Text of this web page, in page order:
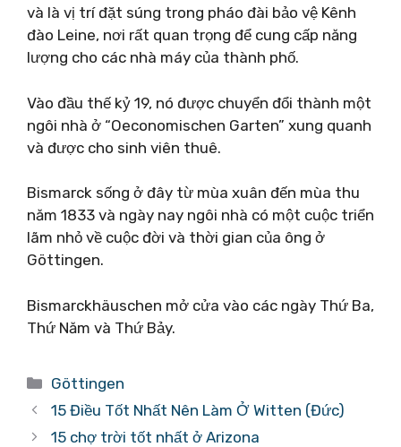
và là vị trí đặt súng trong pháo đài bảo vệ Kênh
đào Leine, nơi rất quan trọng để cung cấp năng
lượng cho các nhà máy của thành phố.
Vào đầu thế kỷ 19, nó được chuyển đổi thành một
ngôi nhà ở “Oeconomischen Garten” xung quanh
và được cho sinh viên thuê.
Bismarck sống ở đây từ mùa xuân đến mùa thu
năm 1833 và ngày nay ngôi nhà có một cuộc triển
lãm nhỏ về cuộc đời và thời gian của ông ở
Göttingen.
Bismarckhäuschen mở cửa vào các ngày Thứ Ba,
Thứ Năm và Thứ Bảy.
Danh
mục
Göttingen
15 Điều Tốt Nhất Nên Làm Ở Witten (Đức)
15 chợ trời tốt nhất ở Arizona